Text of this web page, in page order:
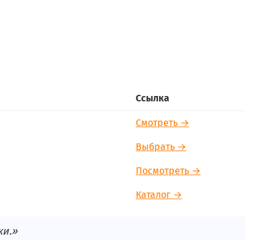
Ссылка
Смотреть →
Выбрать →
Посмотреть →
Каталог →